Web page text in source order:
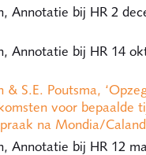
Annotatie bij HR 2
Annotatie bij HR 14
& S.E. Poutsma,
voor bepaalde
na Mondia/
Annotatie bij HR 12